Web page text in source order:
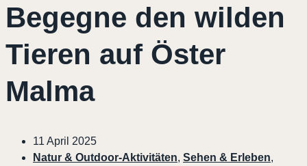
Begegne den wilden
Tieren auf Öster
Malma
11 April 2025
Natur & Outdoor-Aktivitäten, Sehen & Erleben,